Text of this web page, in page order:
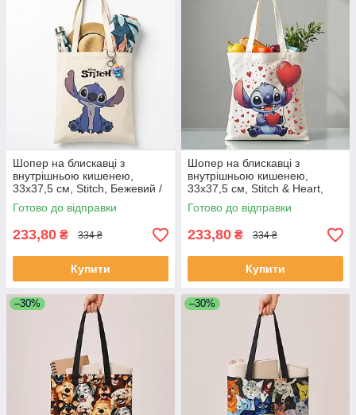
Шопер на блискавці з
внутрішньою кишенею,
33х37,5 см, Stitch, Бежевий /
Еко сумка для покупок Стич /
Сумка шопер з принтом
Готово до відправки
233,80 ₴ 334 ₴
Купити
Шопер на блискавці з
внутрішньою кишенею,
33х37,5 см, Stitch & Heart,
Бежевий / Еко сумка для
покупок Стич / Сумка шопер з
Готово до відправки
233,80 ₴ 334 ₴
Купити
–30% –30%